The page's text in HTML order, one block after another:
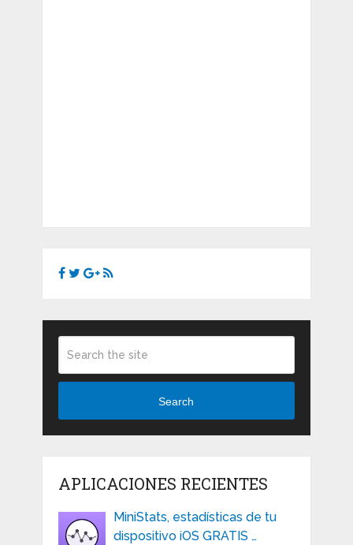
Search
APLICACIONES RECIENTES
MiniStats, estadísticas de tu
dispositivo iOS GRATIS …